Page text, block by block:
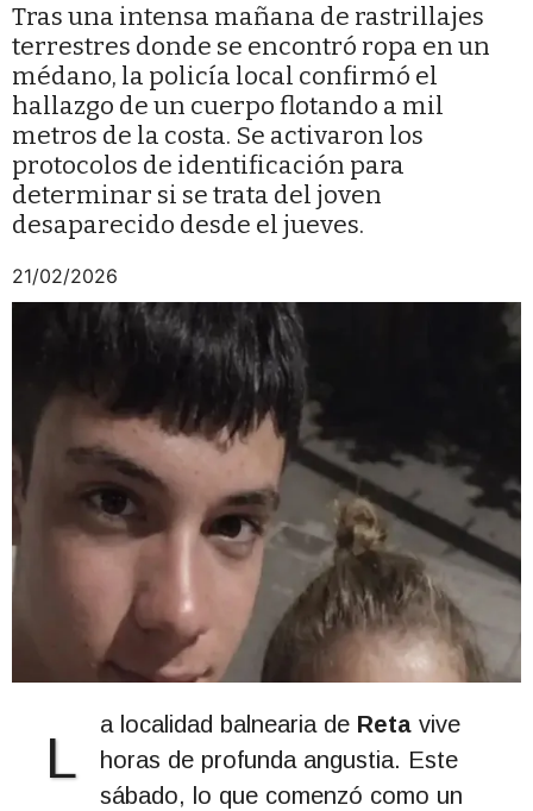
Tras una intensa mañana de rastrillajes
terrestres donde se encontró ropa en un
médano, la policía local confirmó el
hallazgo de un cuerpo flotando a mil
metros de la costa. Se activaron los
protocolos de identificación para
determinar si se trata del joven
desaparecido desde el jueves.
21/02/2026
L
a localidad balnearia de Reta vive
horas de profunda angustia. Este
sábado, lo que comenzó como un